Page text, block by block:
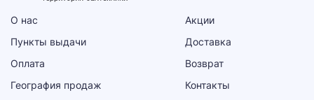
О нас
Акции
Пункты выдачи
Доставка
Оплата
Возврат
География продаж
Контакты